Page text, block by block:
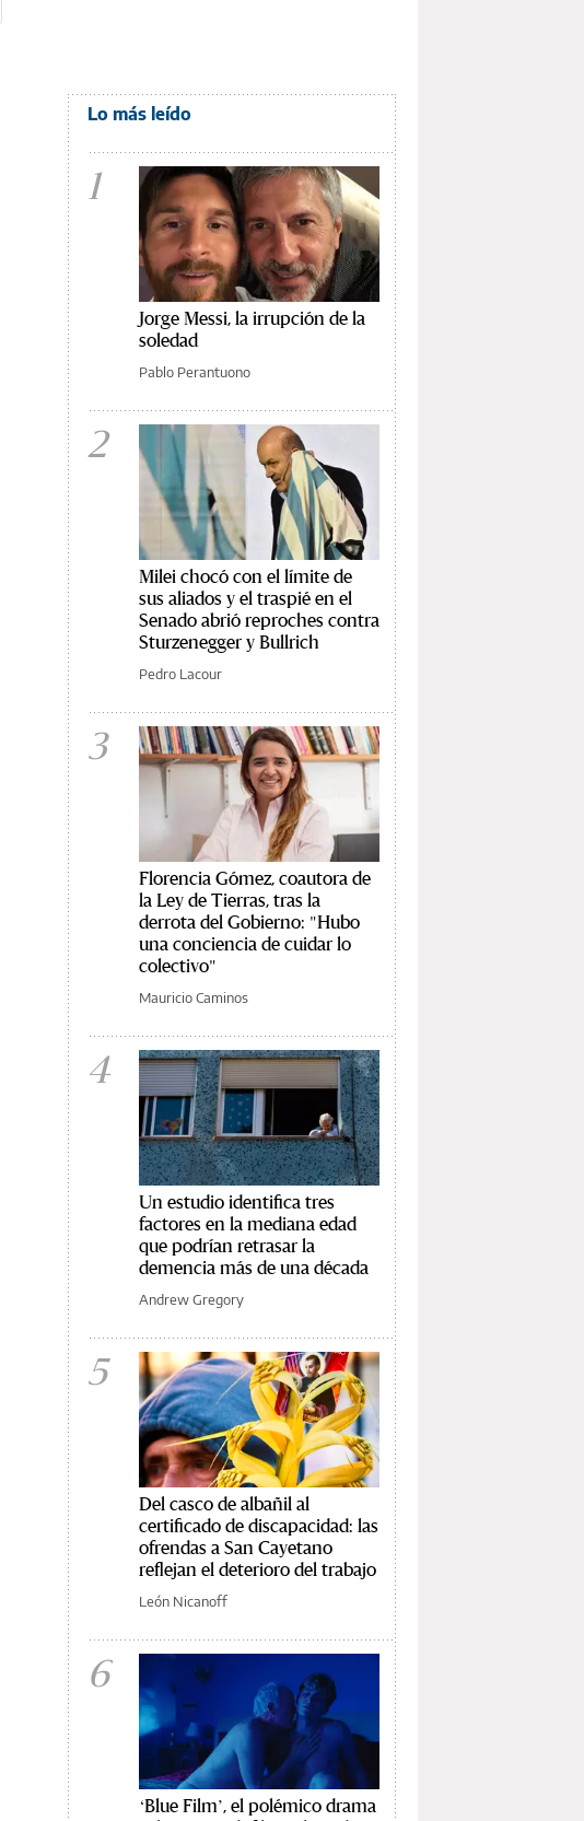
Lo más leído
1
Jorge Messi, la irrupción de la
soledad
Pablo Perantuono
2
Milei chocó con el límite de
sus aliados y el traspié en el
Senado abrió reproches contra
Sturzenegger y Bullrich
Pedro Lacour
3
Florencia Gómez, coautora de
la Ley de Tierras, tras la
derrota del Gobierno: "Hubo
una conciencia de cuidar lo
colectivo"
Mauricio Caminos
4
Un estudio identifica tres
factores en la mediana edad
que podrían retrasar la
demencia más de una década
Andrew Gregory
5
Del casco de albañil al
certificado de discapacidad: las
ofrendas a San Cayetano
reflejan el deterioro del trabajo
León Nicanoff
6
‘Blue Film’, el polémico drama